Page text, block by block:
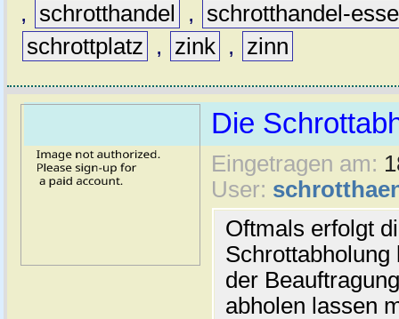
,
schrotthandel ,
schrotthandel-
schrottplatz
, zink , zinn
Die
Eingetragen am:
User:
Oftmals erfolgt
Schrottabholung
der
abholen lassen